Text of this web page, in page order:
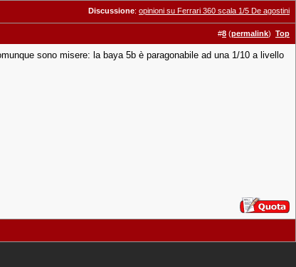
Discussione: opinioni su Ferrari 360 scala 1/5 De agostini
#8 (permalink) Top
sono misere: la baya 5b è paragonabile ad una 1/10 a livello